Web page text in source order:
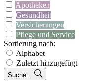
Apotheken
Gesundheit
Versicherungen
Pflege und Service
Sortierung nach:
Alphabet
Zuletzt hinzugefügt
Suche...